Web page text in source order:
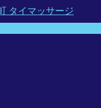
式マッサージ チェン